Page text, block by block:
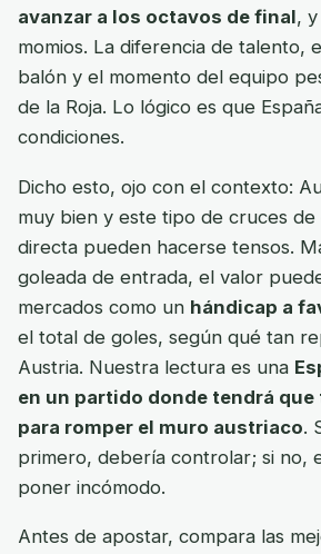
avanzar a los octavos de final,
momios. La diferencia de talento,
balón y el momento del equipo
de la Roja. Lo lógico es que
condiciones.
Dicho esto, ojo con el contexto:
muy bien y este tipo de cruces de
directa pueden hacerse tensos.
goleada de entrada, el valor
mercados como un hándicap a
el total de goles, según qué tan
Austria. Nuestra lectura es una
en un partido donde tendrá que
para romper el muro austriaco.
primero, debería controlar; si no,
poner incómodo.
Antes de apostar, compara las